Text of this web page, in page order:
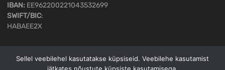
IBAN: EE962200221043532699
SWIFT/BIC:
HABAEE2X
Sellel veebilehel kasutatakse küpsiseid. Veebilehe kasutamist